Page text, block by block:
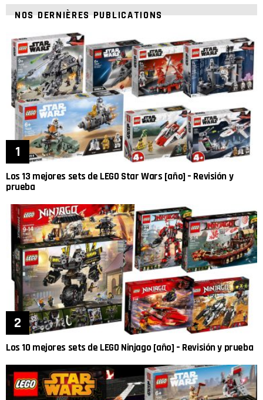
NOS DERNIÈRES PUBLICATIONS
Los 13 mejores sets de LEGO Star Wars [año] – Revisión y
prueba
Los 10 mejores sets de LEGO Ninjago [año] – Revisión y prueba